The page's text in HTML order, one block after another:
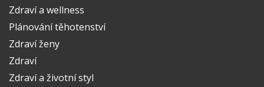
Zdraví a wellness
Plánování těhotenství
Zdraví ženy
Zdraví
Zdraví a životní styl